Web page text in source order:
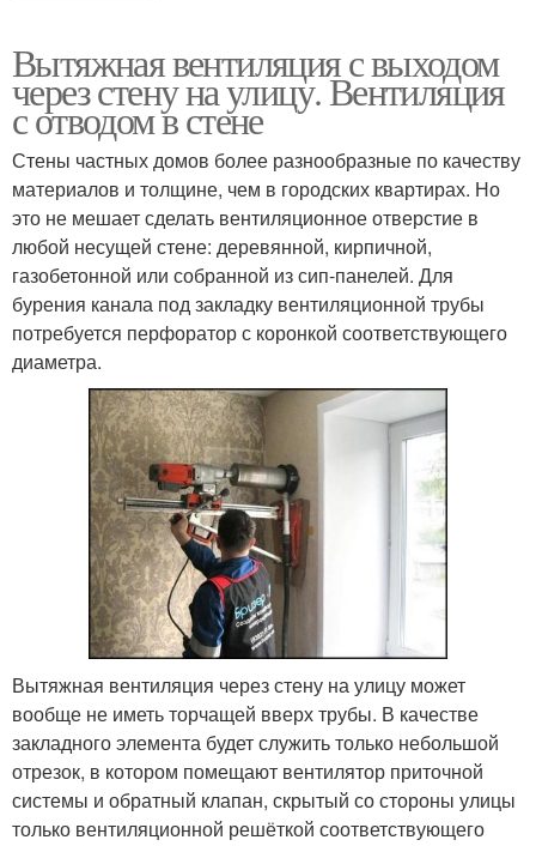
Вытяжная вентиляция с выходом
через стену на улицу. Вентиляция
с отводом в стене
Стены частных домов более разнообразные по качеству
материалов и толщине, чем в городских квартирах. Но
это не мешает сделать вентиляционное отверстие в
любой несущей стене: деревянной, кирпичной,
газобетонной или собранной из сип-панелей. Для
бурения канала под закладку вентиляционной трубы
потребуется перфоратор с коронкой соответствующего
диаметра.
Вытяжная вентиляция через стену на улицу может
вообще не иметь торчащей вверх трубы. В качестве
закладного элемента будет служить только небольшой
отрезок, в котором помещают вентилятор приточной
системы и обратный клапан, скрытый со стороны улицы
только вентиляционной решёткой соответствующего